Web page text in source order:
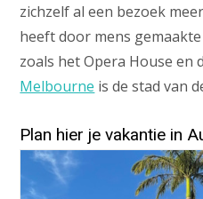
zichzelf al een bezoek
heeft door mens
zoals het Opera House en
Melbourne is de stad van
Plan hier je vakantie in